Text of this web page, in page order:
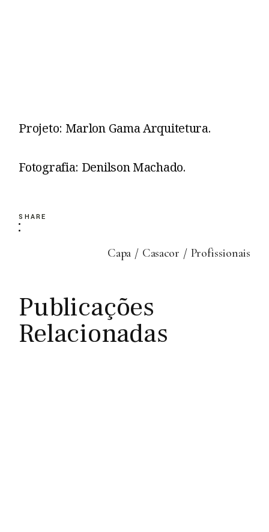
Projeto: Marlon Gama Arquitetura.
Fotografia: Denilson Machado.
SHARE
Capa Casacor Profissionais
Publicações
Relacionadas